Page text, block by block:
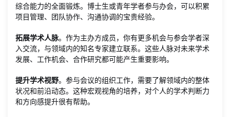
综合能力的全面锻炼。博士生或青年学者参与办会，可以积累
项目管理、团队协作、沟通协调的宝贵经验。
拓展学术人脉。作为主办方成员，你有更多机会与参会学者深
入交流，与领域内的知名专家建立联系。这些人脉对未来学术
发展、工作机会、合作研究都可能产生重要影响。
提升学术视野。参与会议的组织工作，需要了解领域内的整体
状况和前沿动态。这种宏观视角的培养，对个人的学术判断力
和方向感提升很有帮助。